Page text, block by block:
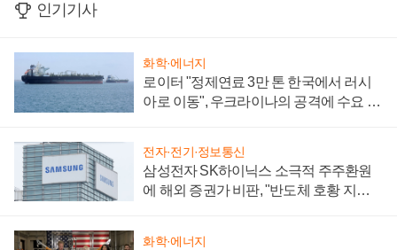
인기기사
화학·에너지
로이터 "정제연료 3만 톤 한국에서 러시
아로 이동", 우크라이나의 공격에 수요 늘
전자·전기·정보통신
삼성전자 SK하이닉스 소극적 주주환원
에 해외 증권가 비판, "반도체 호황 지속
화학·에너지